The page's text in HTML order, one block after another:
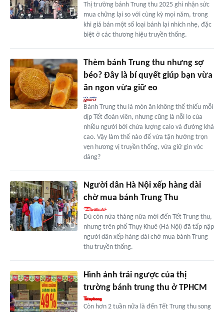
Thị trường bánh Trung thu 2025 ghi nhận sức
mua chững lại so với cùng kỳ mọi năm, trong
khi giá bán một số loại bánh lại nhích nhẹ, đặc
biệt ở các thương hiệu truyền thống.
Thèm bánh Trung thu nhưng sợ
béo? Đây là bí quyết giúp bạn vừa
ăn ngon vừa giữ eo
Bánh Trung thu là món ăn không thể thiếu mỗi
dịp Tết đoàn viên, nhưng cũng là nỗi lo của
nhiều người bởi chứa lượng calo và đường khá
cao. Vậy làm thế nào để vừa tận hưởng trọn
vẹn hương vị truyền thống, vừa giữ gìn vóc
dáng?
Người dân Hà Nội xếp hàng dài
chờ mua bánh Trung Thu
Dù còn nửa tháng nữa mới đến Tết Trung thu,
nhưng trên phố Thụy Khuê (Hà Nội) đã tấp nập
người dân xếp hàng dài chờ mua bánh Trung
thu truyền thống.
Hình ảnh trái ngược của thị
trường bánh trung thu ở TPHCM
Còn hơn 2 tuần nữa là đến Tết Trung thu song